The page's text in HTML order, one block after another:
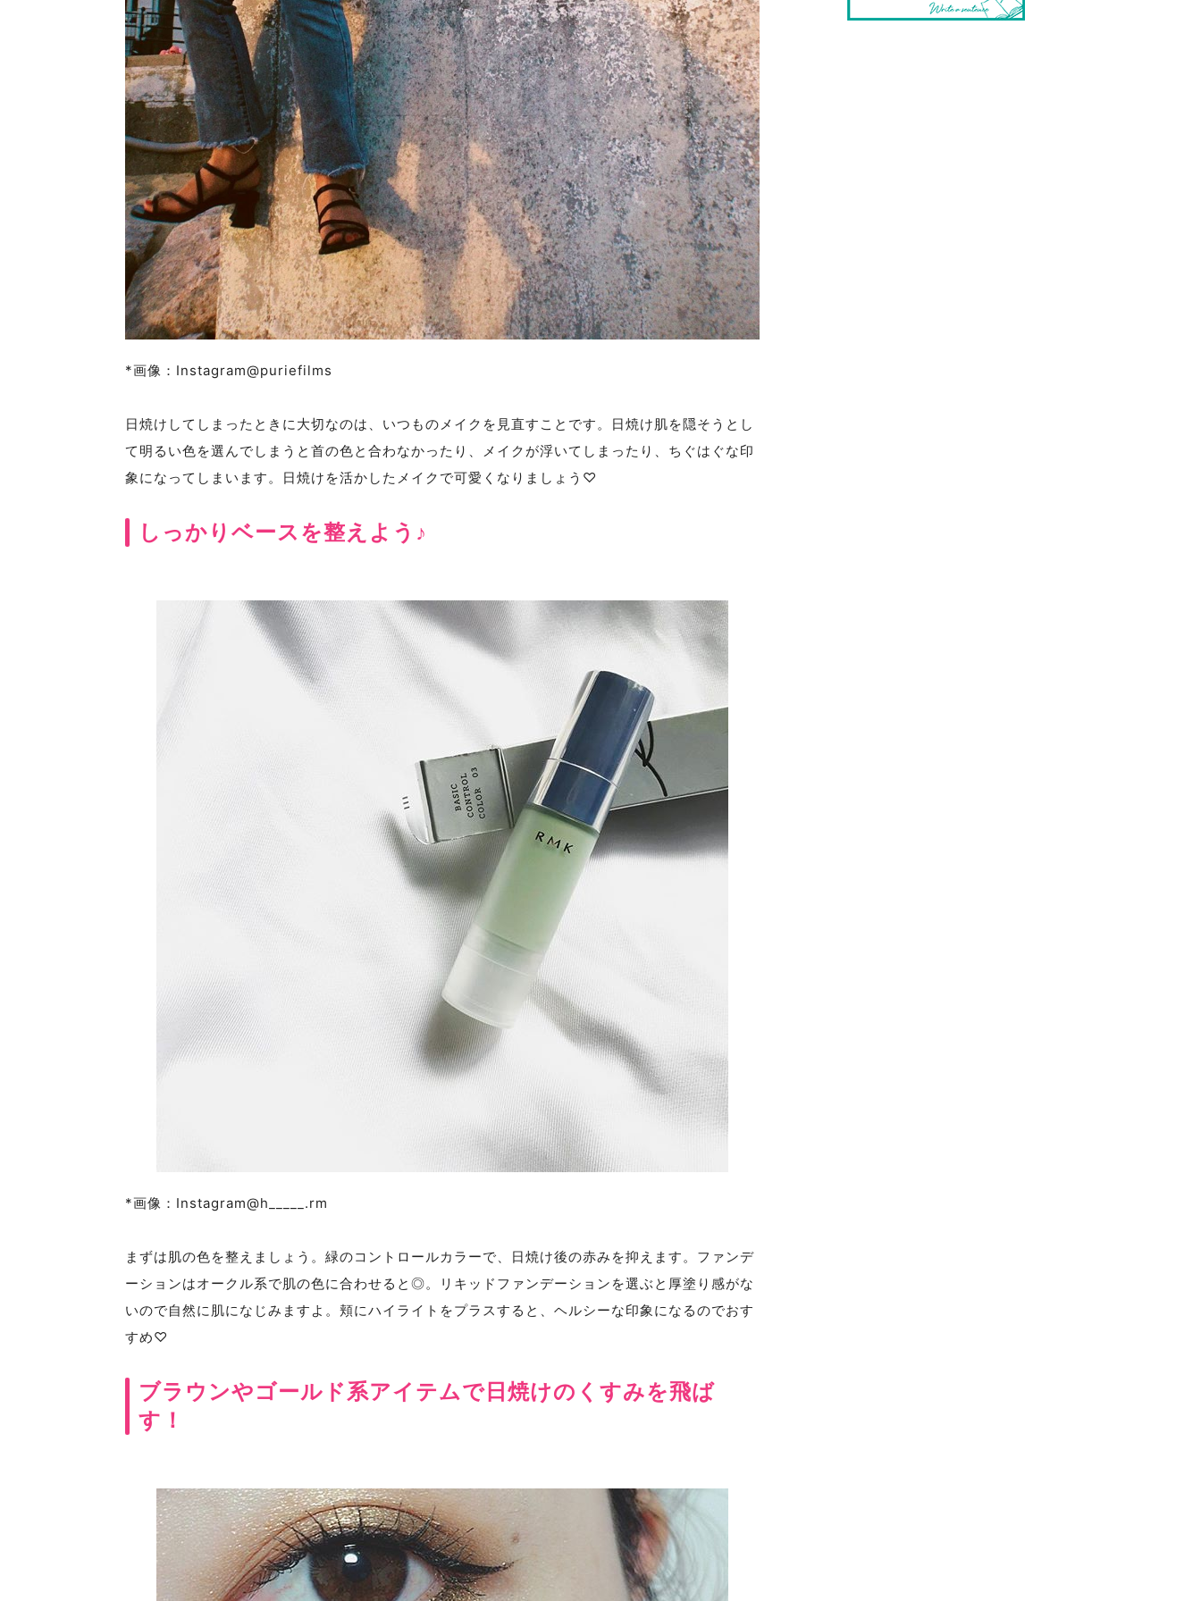
*画像：Instagram@puriefilms
日焼けしてしまったときに大切なのは、いつものメイクを見直すことです。日焼け肌を隠そうとし
て明るい色を選んでしまうと首の色と合わなかったり、メイクが浮いてしまったり、ちぐはぐな印
象になってしまいます。日焼けを活かしたメイクで可愛くなりましょう♡
しっかりベースを整えよう♪
*画像：Instagram@h_____.rm
まずは肌の色を整えましょう。緑のコントロールカラーで、日焼け後の赤みを抑えます。ファンデ
ーションはオークル系で肌の色に合わせると◎。リキッドファンデーションを選ぶと厚塗り感がな
いので自然に肌になじみますよ。頬にハイライトをプラスすると、ヘルシーな印象になるのでおす
すめ♡
ブラウンやゴールド系アイテムで日焼けのくすみを飛ば
す！